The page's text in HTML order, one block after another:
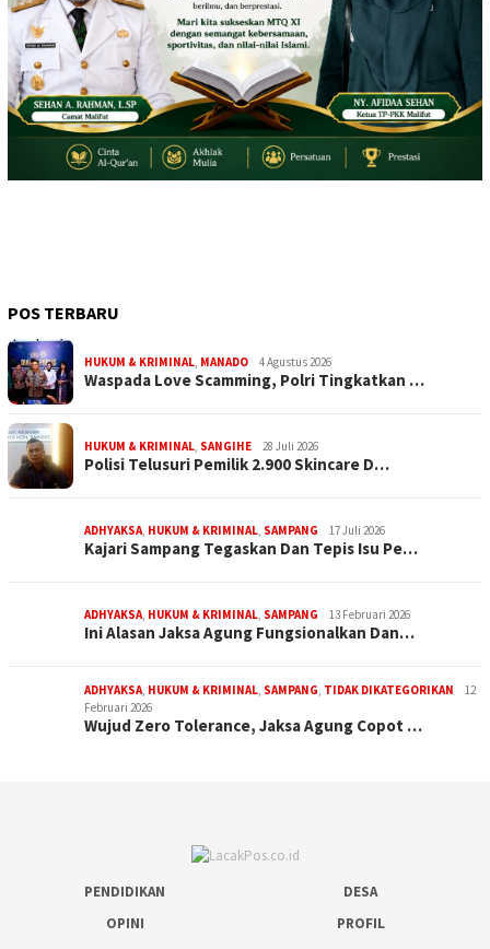
POS TERBARU
HUKUM & KRIMINAL MANADO 4 Agustus 2026
Waspada Love Scamming, Polri Tingkatkan …
HUKUM & KRIMINAL SANGIHE 28 Juli 2026
Polisi Telusuri Pemilik 2.900 Skincare D…
ADHYAKSA HUKUM & KRIMINAL SAMPANG 17 Juli 2026
Kajari Sampang Tegaskan Dan Tepis Isu Pe…
ADHYAKSA HUKUM & KRIMINAL SAMPANG 13 Februari 2026
Ini Alasan Jaksa Agung Fungsionalkan Dan…
ADHYAKSA HUKUM & KRIMINAL SAMPANG TIDAK DIKATEGORIKAN
12
Februari 2026
Wujud Zero Tolerance, Jaksa Agung Copot …
PENDIDIKAN
DESA
OPINI
PROFIL